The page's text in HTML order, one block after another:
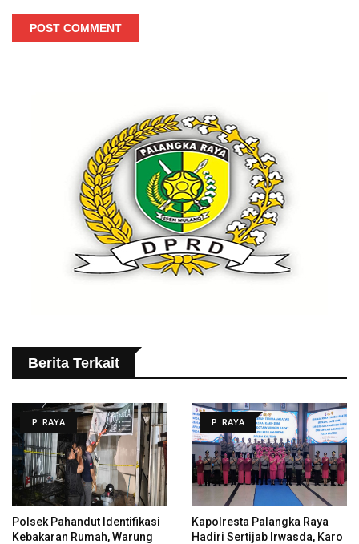
POST COMMENT
Berita Terkait
P. RAYA
Polsek Pahandut Identifikasi
Kebakaran Rumah, Warung
P. RAYA
Kapolresta Palangka Raya
Hadiri Sertijab Irwasda, Karo